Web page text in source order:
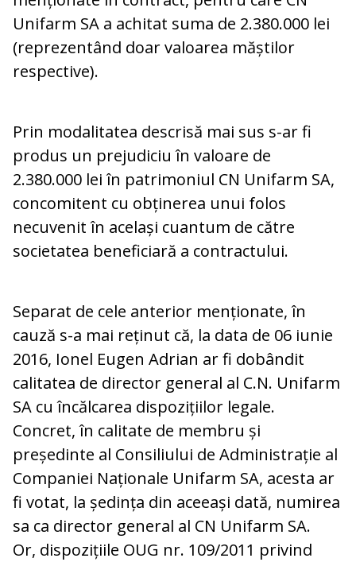
Unifarm SA a achitat suma de 2.380.000 lei
(reprezentând doar valoarea măștilor
respective).
Prin modalitatea descrisă mai sus s-ar fi
produs un prejudiciu în valoare de
2.380.000 lei în patrimoniul CN Unifarm SA,
concomitent cu obținerea unui folos
necuvenit în același cuantum de către
societatea beneficiară a contractului.
Separat de cele anterior menționate, în
cauză s-a mai reținut că, la data de 06 iunie
2016, Ionel Eugen Adrian ar fi dobândit
calitatea de director general al C.N. Unifarm
SA cu încălcarea dispozițiilor legale.
Concret, în calitate de membru și
președinte al Consiliului de Administrație al
Companiei Naționale Unifarm SA, acesta ar
fi votat, la ședința din aceeași dată, numirea
sa ca director general al CN Unifarm SA.
Or, dispozițiile OUG nr. 109/2011 privind